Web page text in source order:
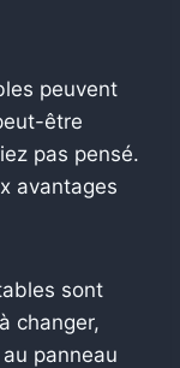
peuvent
être
pas pensé.
avantages
sont
changer,
panneau